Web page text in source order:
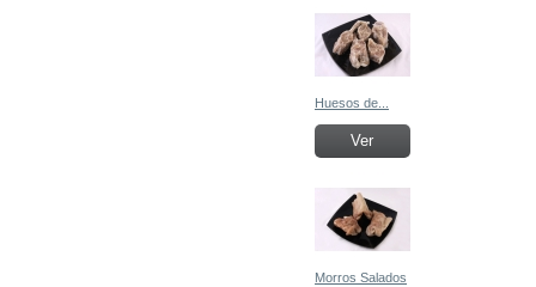
Huesos de...
Ver
Morros Salados